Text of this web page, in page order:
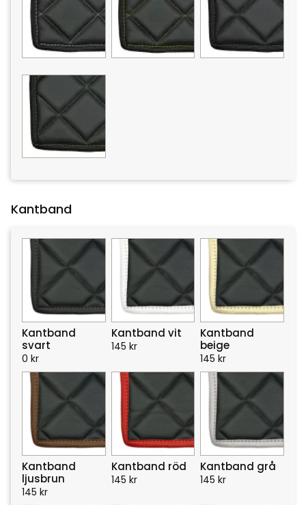
Kantband
Kantband
svart
0 kr
Kantband vit
145 kr
Kantband
beige
145 kr
Kantband
ljusbrun
145 kr
Kantband röd
145 kr
Kantband grå
145 kr